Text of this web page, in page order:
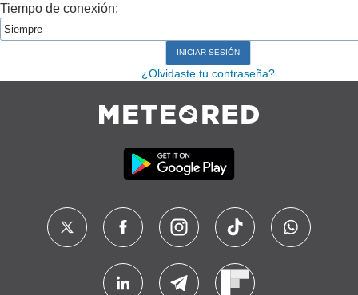
Tiempo de conexión:
¿Olvidaste tu contraseña?